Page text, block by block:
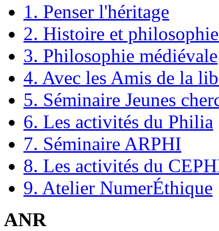
1. Penser l'héritage
2. Histoire et philosophie
3. Philosophie médiévale
4. Avec les Amis de la
5. Séminaire Jeunes
6. Les activités du Philia
7. Séminaire ARPHI
8. Les activités du
9. Atelier NumerÉthique
ANR